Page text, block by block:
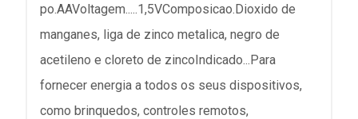
po.AAVoltagem.....1,5VComposicao.Dioxido de
manganes, liga de zinco metalica, negro de
acetileno e cloreto de zincoIndicado...Para
fornecer energia a todos os seus dispositivos,
como brinquedos, controles remotos,